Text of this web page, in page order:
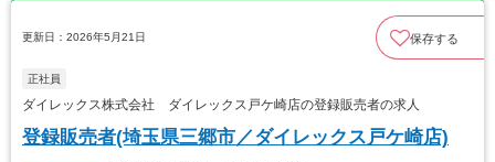
更新日：2026年5月21日 保存する
正社員
ダイレックス株式会社 ダイレックス戸ケ崎店の登録販売者の求人
登録販売者(埼玉県三郷市／ダイレックス戸ケ崎店)